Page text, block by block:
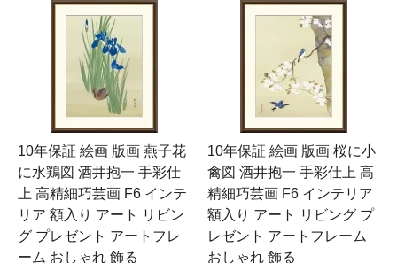
10年保証 絵画 版画 燕子花
に水鶏図 酒井抱一 手彩仕
上 高精細巧芸画 F6 インテ
リア 額入り アート リビン
グ プレゼント アートフレ
ーム おしゃれ 飾る
10年保証 絵画 版画 桜に小
禽図 酒井抱一 手彩仕上 高
精細巧芸画 F6 インテリア
額入り アート リビング プ
レゼント アートフレーム
おしゃれ 飾る